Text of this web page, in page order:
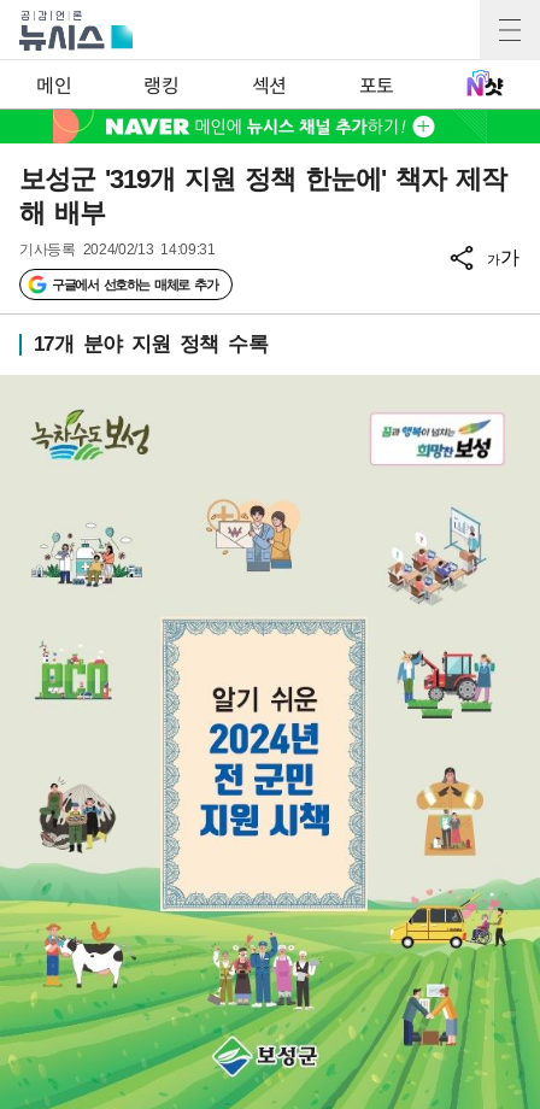
메인 랭킹 섹션 포토
보성군 '319개 지원 정책 한눈에' 책자 제작
해 배부
기사등록 2024/02/13 14:09:31
구글에서 선호하는 매체로 추가
가가
17개 분야 지원 정책 수록